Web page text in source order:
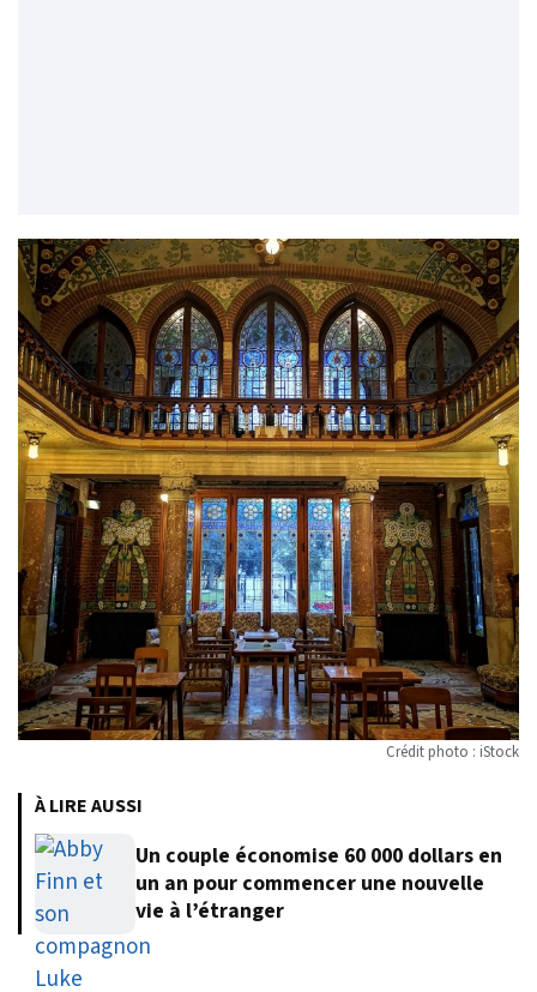
Crédit photo : iStock
À LIRE AUSSI
Un couple économise 60 000 dollars en
un an pour commencer une nouvelle
vie à l’étranger